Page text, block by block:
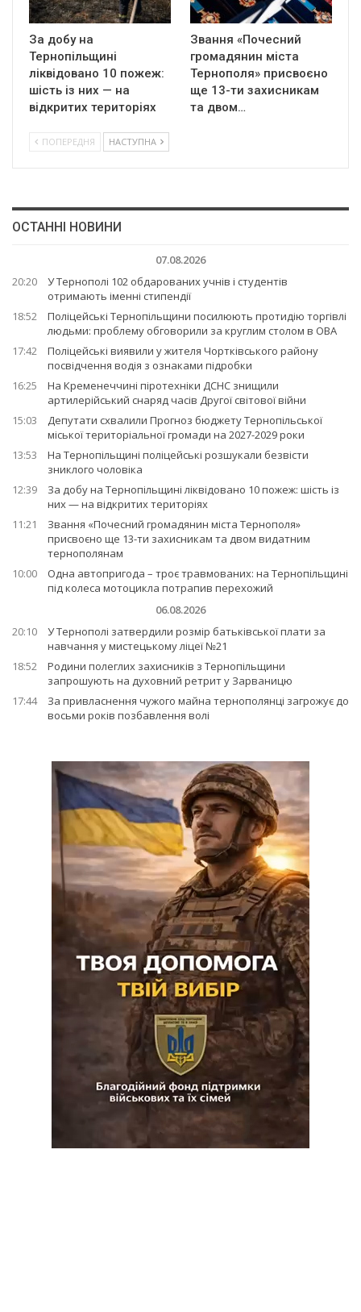
За добу на
Тернопільщині
ліквідовано 10 пожеж:
шість із них — на
відкритих територіях
Звання «Почесний
громадянин міста
Тернополя» присвоєно
ще 13-ти захисникам
та двом…
ПОПЕРЕДНЯ НАСТУПНА
ОСТАННІ НОВИНИ
07.08.2026
20:20
У Тернополі 102 обдарованих учнів і студентів
отримають іменні стипендії
18:52
Поліцейські Тернопільщини посилюють протидію торгівлі
людьми: проблему обговорили за круглим столом в ОВА
17:42
Поліцейські виявили у жителя Чортківського району
посвідчення водія з ознаками підробки
16:25
На Кременеччині піротехніки ДСНС знищили
артилерійський снаряд часів Другої світової війни
15:03
Депутати схвалили Прогноз бюджету Тернопільської
міської територіальної громади на 2027-2029 роки
13:53
На Тернопільщині поліцейські розшукали безвісти
зниклого чоловіка
12:39
За добу на Тернопільщині ліквідовано 10 пожеж: шість із
них — на відкритих територіях
11:21
Звання «Почесний громадянин міста Тернополя»
присвоєно ще 13-ти захисникам та двом видатним
тернополянам
10:00
Одна автопригода – троє травмованих: на Тернопільщині
під колеса мотоцикла потрапив перехожий
06.08.2026
20:10
У Тернополі затвердили розмір батьківської плати за
навчання у мистецькому ліцеї №21
18:52
Родини полеглих захисників з Тернопільщини
запрошують на духовний ретрит у Зарваницю
17:44
За привласнення чужого майна тернополянці загрожує до
восьми років позбавлення волі